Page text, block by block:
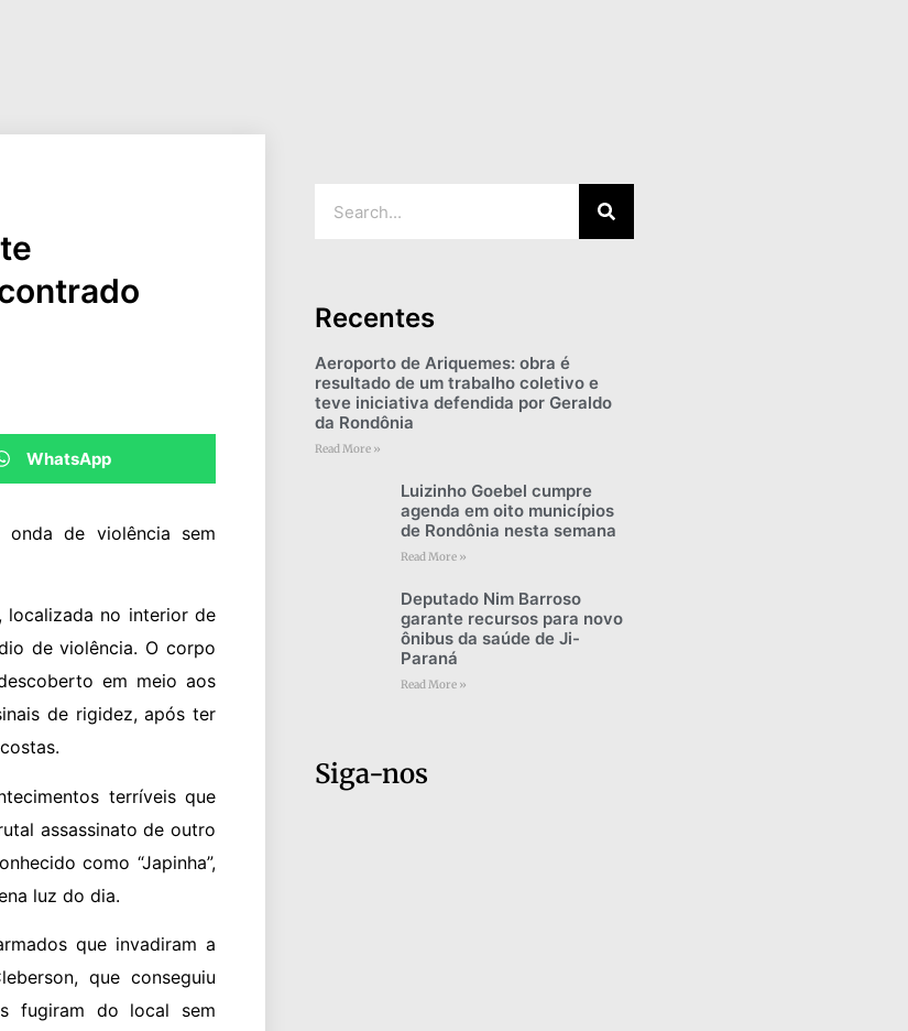
WhatsApp
de violência sem
localizada no interior de
de violência. O corpo
em meio aos
de rigidez, após ter
terríveis que
assassinato de outro
como “Japinha”,
luz do dia.
que invadiram a
que conseguiu
fugiram do local sem
Recentes
Aeroporto de Ariquemes: obra é
resultado de um trabalho coletivo e
teve iniciativa defendida por Geraldo
da Rondônia
Read More »
Luizinho Goebel cumpre
agenda em oito municípios
de Rondônia nesta semana
Read More »
Deputado Nim Barroso
garante recursos para novo
ônibus da saúde de Ji-
Paraná
Read More »
Siga-nos